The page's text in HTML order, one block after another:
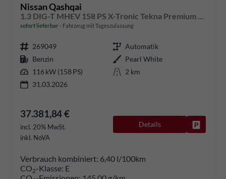
Nissan Qashqai
sofort lieferbar Fahrzeug mit Tageszulassung
269049
Automatik
Benzin
Pearl White
116 kW (158 PS)
2 km
31.03.2026
37.381,84 €
incl. 20% MwSt.
inkl. NoVA
Details
Verbrauch kombiniert: 6,40 l/100km
CO2-Klasse: E